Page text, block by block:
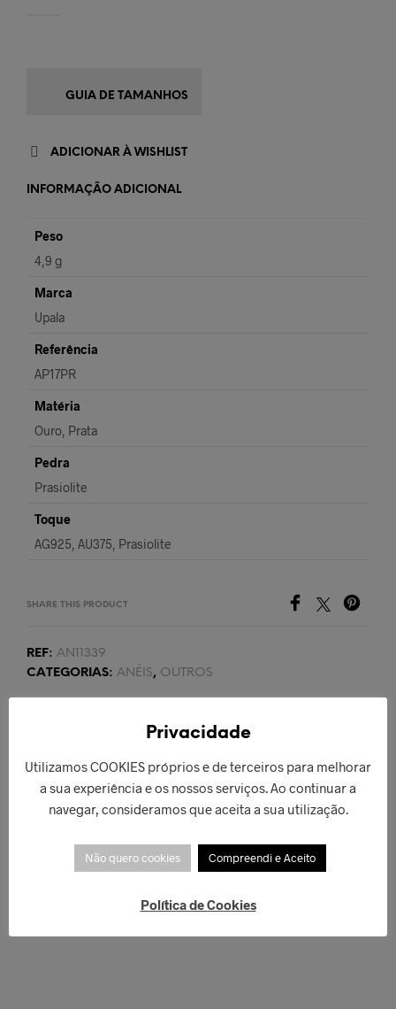
GUIA DE TAMANHOS
ADICIONAR À WISHLIST
INFORMAÇÃO ADICIONAL
Peso
4,9 g
Marca
Upala
Referência
AP17PR
Matéria
Ouro, Prata
Pedra
Prasiolite
Toque
AG925, AU375, Prasiolite
SHARE THIS PRODUCT
REF: AN11339
CATEGORIAS: ANÉIS, OUTROS
Privacidade
Utilizamos COOKIES próprios e de terceiros para melhorar
a sua experiência e os nossos serviços. Ao continuar a
navegar, consideramos que aceita a sua utilização.
Não quero cookies Compreendi e Aceito
Política de Cookies